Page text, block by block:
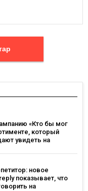
«Кто бы мог
который
увидеть на
новое
показывает, что
на